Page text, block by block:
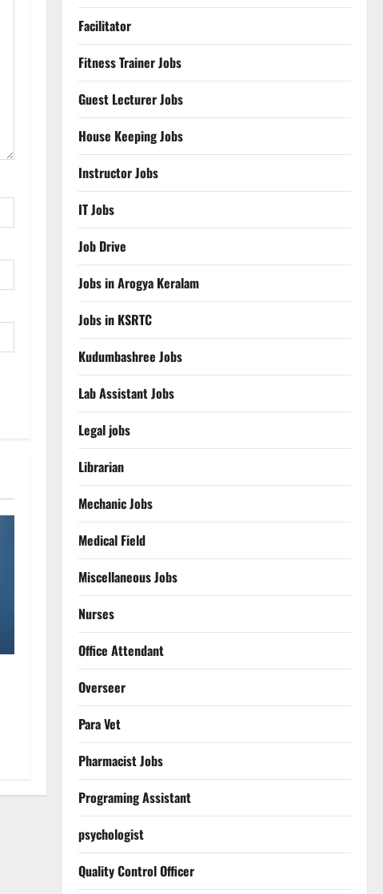
Facilitator
Fitness Trainer Jobs
Guest Lecturer Jobs
House Keeping Jobs
Instructor Jobs
IT Jobs
Job Drive
Jobs in Arogya Keralam
Jobs in KSRTC
Kudumbashree Jobs
Lab Assistant Jobs
Legal jobs
Librarian
Mechanic Jobs
Medical Field
Miscellaneous Jobs
Nurses
Office Attendant
Overseer
Para Vet
Pharmacist Jobs
Programing Assistant
psychologist
Quality Control Officer